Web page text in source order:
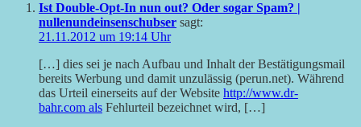
Ist Double-Opt-In nun out? Oder sogar Spam? |
nullenundeinsenschubser sagt:
21.11.2012 um 19:14 Uhr
[…] dies sei je nach Aufbau und Inhalt der Bestätigungsmail
bereits Werbung und damit unzulässig (perun.net). Während
das Urteil einerseits auf der Website http://www.dr-
bahr.com als Fehlurteil bezeichnet wird, […]